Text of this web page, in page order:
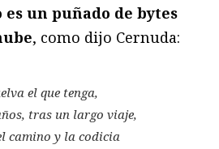
un puñado de bytes
, como dijo Cernuda:
el que tenga,
tras un largo viaje,
camino y la codicia